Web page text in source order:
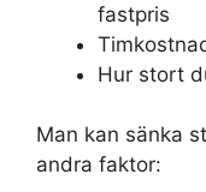
fastpris
Hur stort
Man kan sänka
andra faktor: